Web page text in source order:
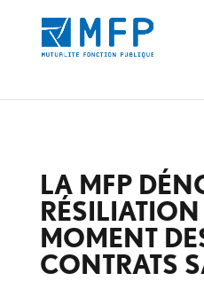
LA MFP
MOMENT
CONTRATS